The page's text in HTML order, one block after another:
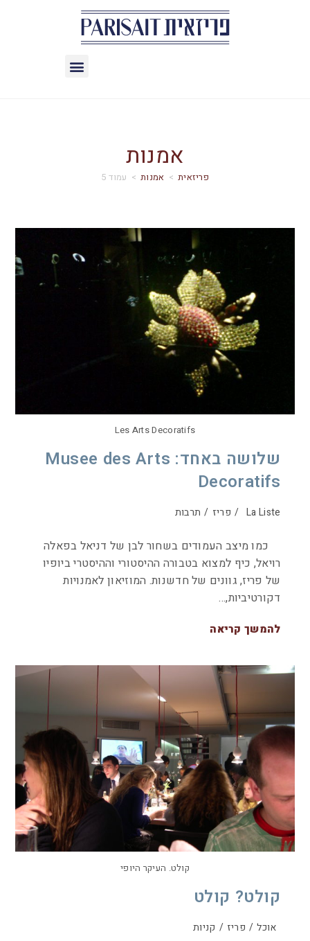
אמנות
> אמנות > עמוד 5
Les Arts Decoratifs
שלושה באחד: Musee des Arts
Decoratifs
La Liste
/ פריז / תרבות
כמו מיצב העמודים בשחור לבן של דניאל בפאלה
רויאל, כיף למצוא בטבורה ההיסטורי וההיסטרי ביופיו
של פריז, גוונים של חדשנות. המוזיאון לאמנויות
דקורטיביות,…
להמשך קריאה
קולט. העיקר היופי
קולט? קולט
אוכל / פריז / קניות